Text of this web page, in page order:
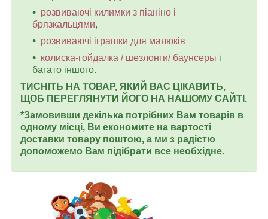
розвиваючі килимки з піаніно і
брязкальцями,
розвиваючі іграшки для малюків
колиска-гойдалка / шезлонги/ баунсеры і
багато іншого.
ТИСНІТЬ НА ТОВАР, ЯКИЙ ВАС ЦІКАВИТЬ,
ЩОБ ПЕРЕГЛЯНУТИ ЙОГО НА НАШОМУ САЙТІ.
*Замовивши декілька потрібних Вам товарів в
одному місці, Ви економите на вартості
доставки товару поштою, а ми з радістю
допоможемо Вам підібрати все необхідне.